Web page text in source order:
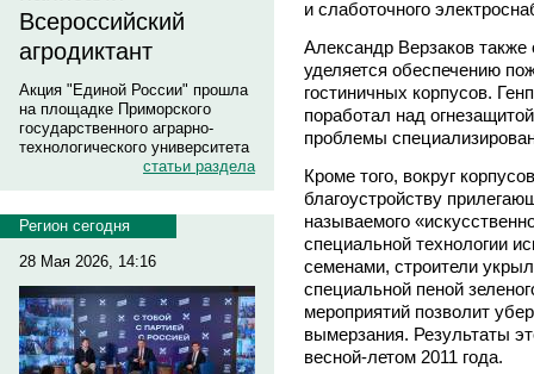
Всероссийский
агродиктант
Акция "Единой России" прошла
на площадке Приморского
государственного аграрно-
технологического университета
статьи раздела
Регион сегодня
28 Мая 2026, 14:16
и слаботочного
Александр Верзаков также
уделяется обеспечению
гостиничных корпусов.
поработал над
проблемы
Кроме того, вокруг
благоустройству
называемого
специальной технологии
семенами, строители
специальной пеной
мероприятий позволит
вымерзания. Результаты
весной-летом 2011 года.